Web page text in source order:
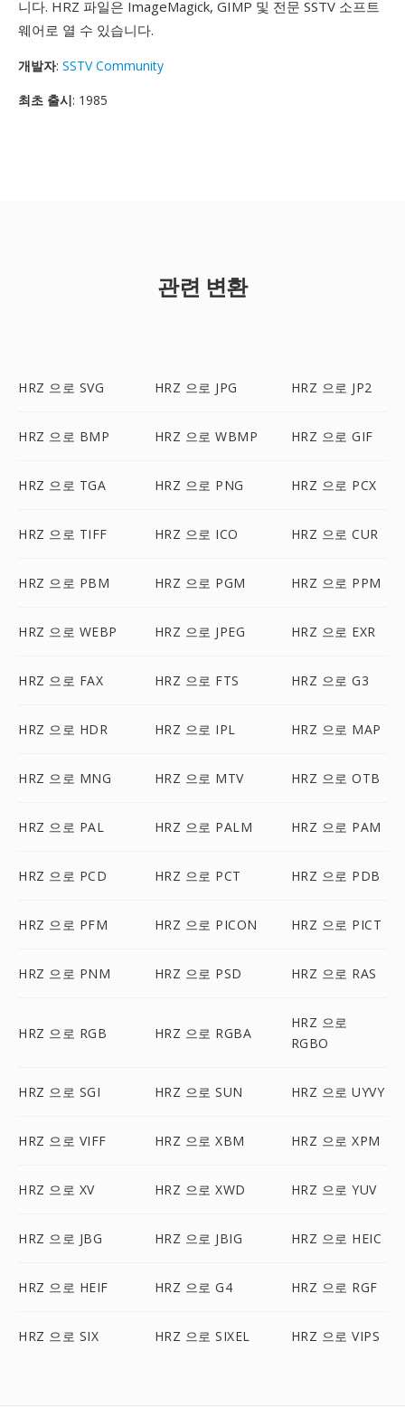
니다. HRZ 파일은 ImageMagick, GIMP 및 전문 SSTV 소프트
웨어로 열 수 있습니다.
개발자: SSTV Community
최초 출시: 1985
관련 변환
HRZ 으로 SVG HRZ 으로 JPG HRZ 으로 JP2
HRZ 으로 BMP HRZ 으로 WBMP HRZ 으로 GIF
HRZ 으로 TGA HRZ 으로 PNG HRZ 으로 PCX
HRZ 으로 TIFF HRZ 으로 ICO HRZ 으로 CUR
HRZ 으로 PBM HRZ 으로 PGM HRZ 으로 PPM
HRZ 으로 WEBP HRZ 으로 JPEG HRZ 으로 EXR
HRZ 으로 FAX HRZ 으로 FTS HRZ 으로 G3
HRZ 으로 HDR HRZ 으로 IPL HRZ 으로 MAP
HRZ 으로 MNG HRZ 으로 MTV HRZ 으로 OTB
HRZ 으로 PAL HRZ 으로 PALM HRZ 으로 PAM
HRZ 으로 PCD HRZ 으로 PCT HRZ 으로 PDB
HRZ 으로 PFM HRZ 으로 PICON HRZ 으로 PICT
HRZ 으로 PNM HRZ 으로 PSD HRZ 으로 RAS
HRZ 으로 RGB HRZ 으로 RGBA
HRZ 으로
RGBO
HRZ 으로 SGI HRZ 으로 SUN HRZ 으로 UYVY
HRZ 으로 VIFF HRZ 으로 XBM HRZ 으로 XPM
HRZ 으로 XV HRZ 으로 XWD HRZ 으로 YUV
HRZ 으로 JBG HRZ 으로 JBIG HRZ 으로 HEIC
HRZ 으로 HEIF HRZ 으로 G4 HRZ 으로 RGF
HRZ 으로 SIX HRZ 으로 SIXEL HRZ 으로 VIPS